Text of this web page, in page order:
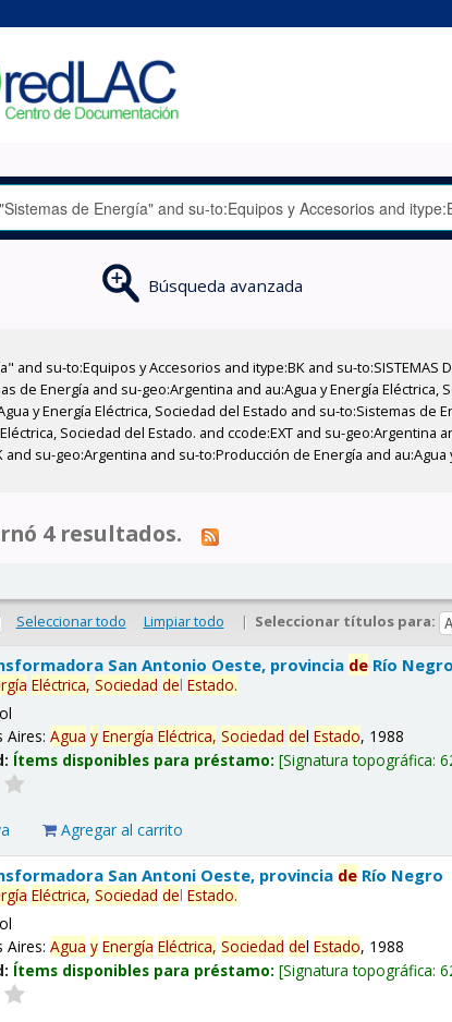
Búsqueda avanzada
su-to:Equipos y Accesorios and itype:BK and su-to:SISTEMAS
de Energía and su-geo:Argentina and au:Agua y Energía Eléctrica,
y Energía Eléctrica, Sociedad del Estado and su-to:Sistemas de
Sociedad del Estado. and ccode:EXT and su-geo:Argentina
and su-geo:Argentina and su-to:Producción de Energía and
4 resultados.
| Seleccionar todo Limpiar todo | Seleccionar títulos para:
San Antonio Oeste, provincia de Río Negro
Eléctrica, Sociedad delEstado.
Aires:Agua y Energía Eléctrica, Sociedad delEstado, 1988
Ítems disponibles para préstamo: Signatura topográfica:
Agregar al carrito
San Antoni Oeste, provincia de Río Negro
Eléctrica, Sociedad delEstado.
Aires:Agua y Energía Eléctrica, Sociedad delEstado, 1988
Ítems disponibles para préstamo: Signatura topográfica: